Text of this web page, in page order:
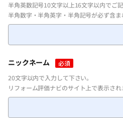
半角英数記号10文字以上16文字以内でご記
半角数字・半角英字・半角記号が必ず含ま
ニックネーム
必須
20文字以内で入力して下さい。
リフォーム評価ナビのサイト上で表示され